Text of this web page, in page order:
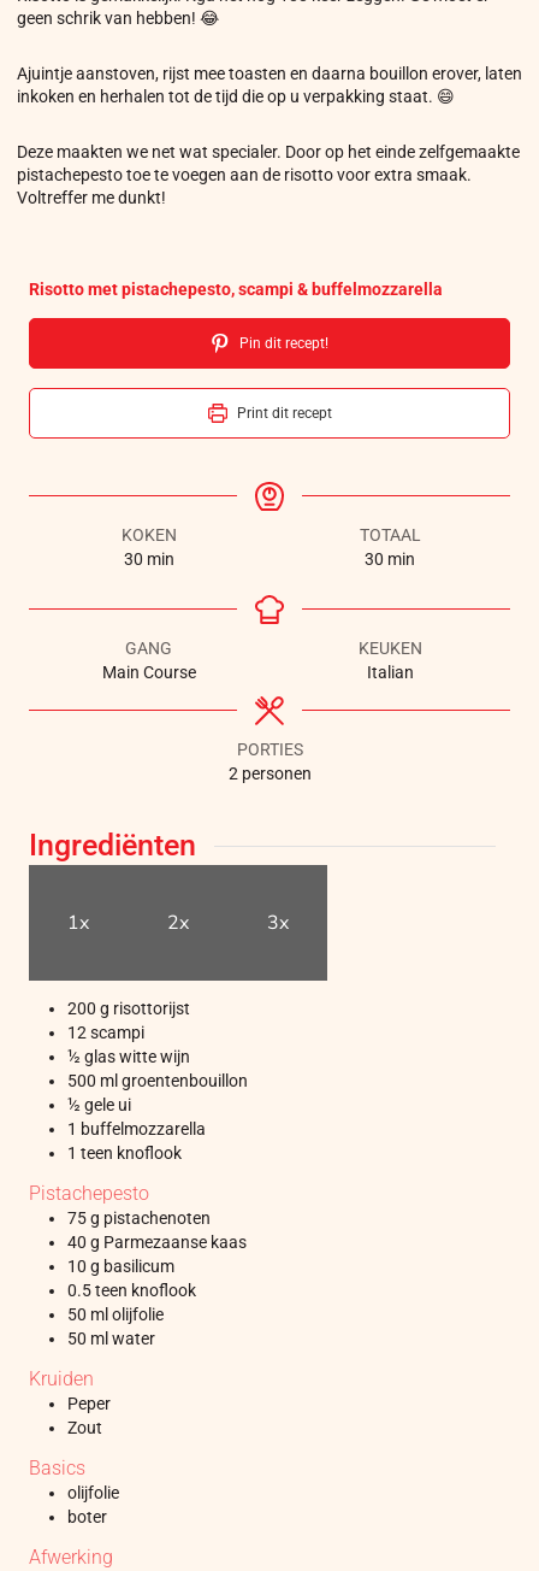
geen schrik van hebben! 😂
Ajuintje aanstoven, rijst mee toasten en daarna bouillon erover, laten
inkoken en herhalen tot de tijd die op u verpakking staat. 😄
Deze maakten we net wat specialer. Door op het einde zelfgemaakte
pistachepesto toe te voegen aan de risotto voor extra smaak.
Voltreffer me dunkt!
Risotto met pistachepesto, scampi & buffelmozzarella
Pin dit recept!
Print dit recept
KOKEN
30 min
TOTAAL
30 min
GANG
Main Course
KEUKEN
Italian
PORTIES
2 personen
Ingrediënten
1x 2x 3x
200 g risottorijst
12 scampi
½ glas witte wijn
500 ml groentenbouillon
½ gele ui
1 buffelmozzarella
1 teen knoflook
Pistachepesto
75 g pistachenoten
40 g Parmezaanse kaas
10 g basilicum
0.5 teen knoflook
50 ml olijfolie
50 ml water
Kruiden
Peper
Zout
Basics
olijfolie
boter
Afwerking